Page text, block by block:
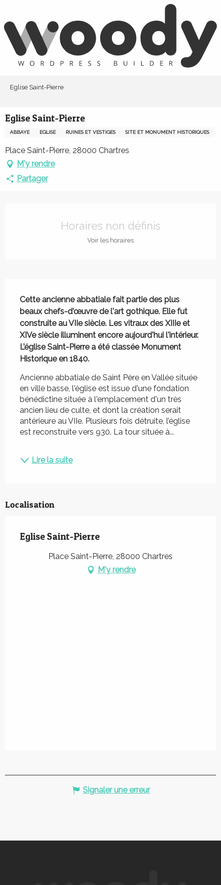
contenu
principal
Eglise Saint-Pierre
Eglise Saint-Pierre
ABBAYE EGLISE RUINES ET VESTIGES SITE ET MONUMENT HISTORIQUES
Place Saint-Pierre, 28000 Chartres
M'y rendre
Partager
Horaires non définis
Voir les horaires
Cette ancienne abbatiale fait partie des plus
beaux chefs-d'œuvre de l'art gothique. Elle fut
construite au VIIe siècle. Les vitraux des XIIIe et
XIVe siècle illuminent encore aujourd'hui l'intérieur.
L’église Saint-Pierre a été classée Monument
Historique en 1840.
Ancienne abbatiale de Saint Père en Vallée située
en ville basse, l'église est issue d'une fondation
bénédictine située à l'emplacement d'un très
ancien lieu de culte, et dont la création serait
antérieure au VIIe. Plusieurs fois détruite, l’église
est reconstruite vers 930. La tour située à...
Lire la suite
Localisation
Eglise Saint-Pierre
Place Saint-Pierre, 28000 Chartres
M'y rendre
Signaler une erreur